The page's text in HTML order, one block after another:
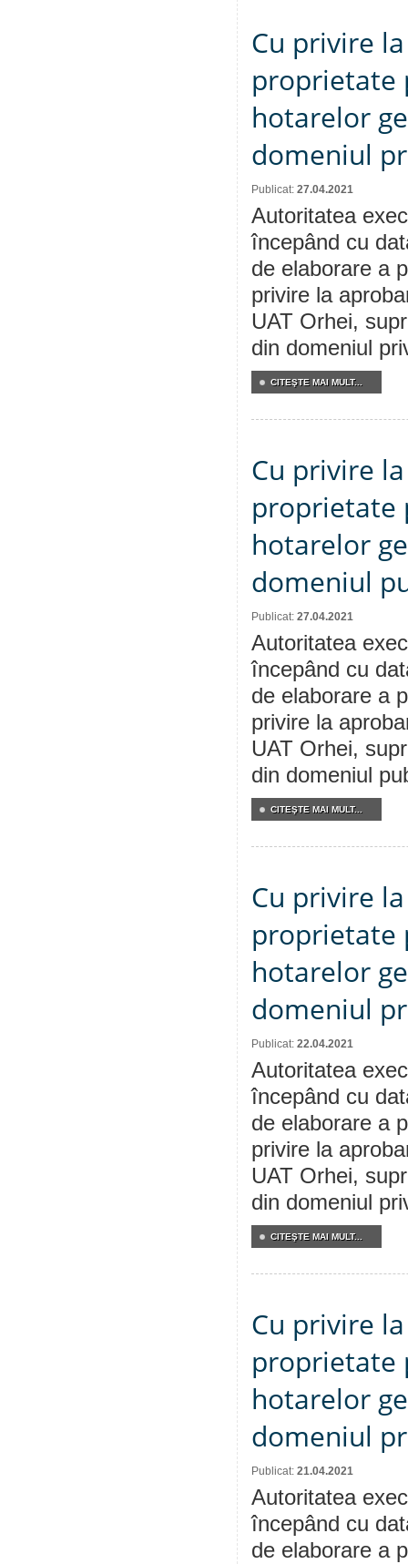
Cu privire
proprietate
hotarelor
domeniul
Publicat: 27.04.2021
Autoritatea
începând cu
de elaborare a
privire la
UAT Orhei,
din domeniul
CITEŞTE MAI MULT...
Cu privire
proprietate
hotarelor
domeniul
Publicat: 27.04.2021
Autoritatea
începând cu
de elaborare a
privire la
UAT Orhei,
din domeniul
CITEŞTE MAI MULT...
Cu privire
proprietate
hotarelor
domeniul
Publicat: 22.04.2021
Autoritatea
începând cu
de elaborare a
privire la
UAT Orhei,
din domeniul
CITEŞTE MAI MULT...
Cu privire
proprietate
hotarelor
domeniul
Publicat: 21.04.2021
Autoritatea
începând cu
de elaborare a